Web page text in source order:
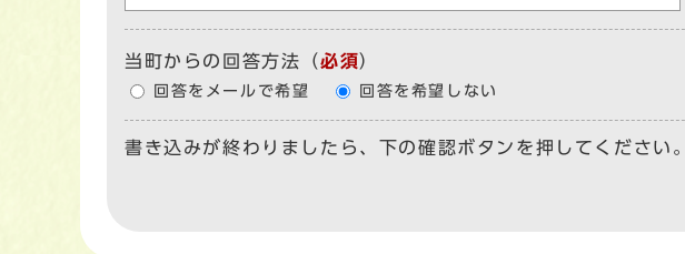
当町からの回答方法 （必須）
回答をメールで希望 回答を希望しない
書き込みが終わりましたら、下の確認ボタンを押してください。